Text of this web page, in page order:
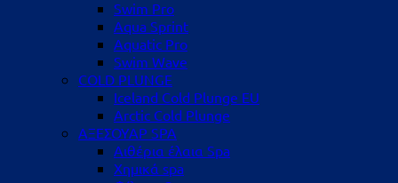
Swim Pro
Aqua Sprint
Aquatic Pro
Swim Wave
COLD PLUNGE
Iceland Cold Plunge EU
Arctic Cold Plunge
ΑΞΕΣΟΥΑΡ SPA
Αιθέρια έλαια Spa
Χημικά spa